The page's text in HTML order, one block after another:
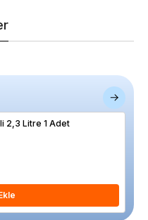
2,3 Litre 1 Adet